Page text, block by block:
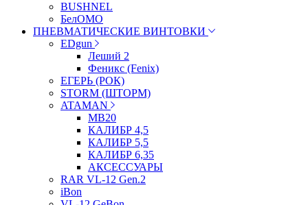
BUSHNEL
БелОМО
ПНЕВМАТИЧЕСКИЕ ВИНТОВКИ
EDgun
Леший 2
Феникс (Fenix)
ЕГЕРЬ (РОК)
STORM (ШТОРМ)
ATAMAN
МВ20
КАЛИБР 4,5
КАЛИБР 5,5
КАЛИБР 6,35
АКСЕССУАРЫ
RAR VL-12 Gen.2
iBon